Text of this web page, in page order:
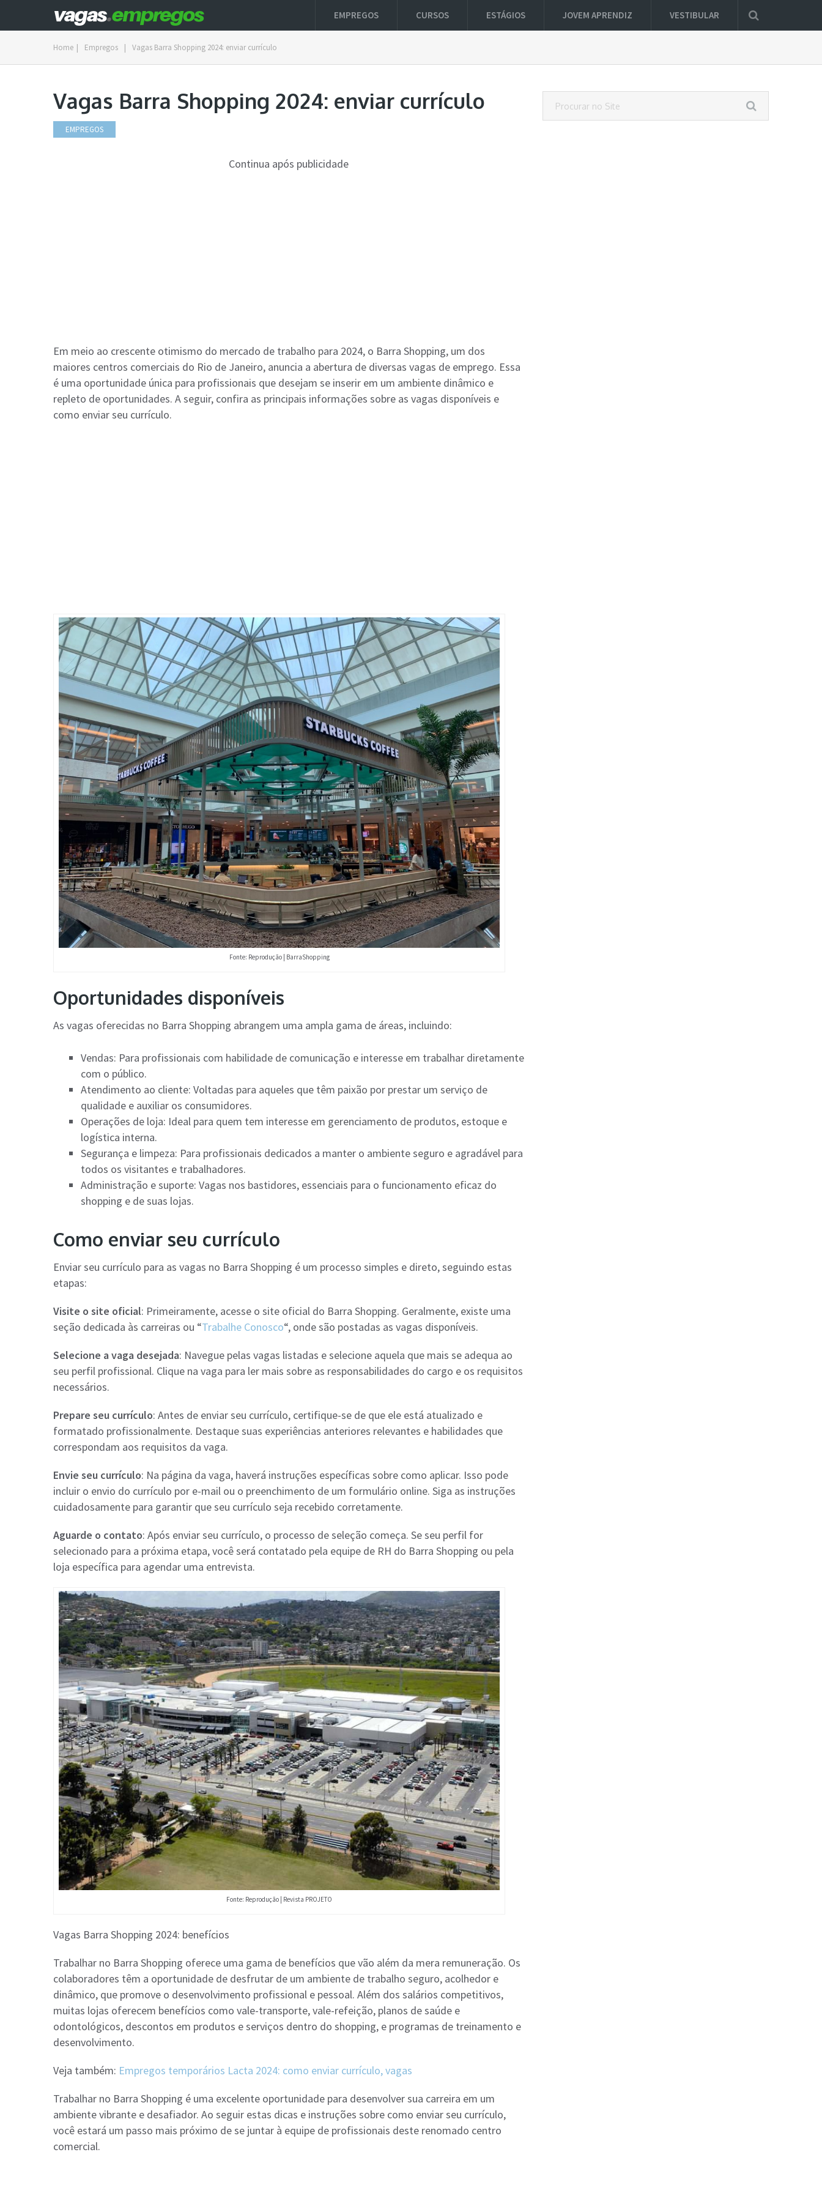
EMPREGOS CURSOS ESTÁGIOS JOVEM APRENDIZ VESTIBULAR
Home | Empregos | Vagas Barra Shopping 2024: enviar currículo
Vagas Barra Shopping 2024: enviar currículo
EMPREGOS
Continua após publicidade
Em meio ao crescente otimismo do mercado de trabalho para 2024, o Barra Shopping, um dos
maiores centros comerciais do Rio de Janeiro, anuncia a abertura de diversas vagas de emprego. Essa
é uma oportunidade única para profissionais que desejam se inserir em um ambiente dinâmico e
repleto de oportunidades. A seguir, confira as principais informações sobre as vagas disponíveis e
como enviar seu currículo.
Fonte: Reprodução | BarraShopping
Oportunidades disponíveis
As vagas oferecidas no Barra Shopping abrangem uma ampla gama de áreas, incluindo:
Vendas: Para profissionais com habilidade de comunicação e interesse em trabalhar diretamente
com o público.
Atendimento ao cliente: Voltadas para aqueles que têm paixão por prestar um serviço de
qualidade e auxiliar os consumidores.
Operações de loja: Ideal para quem tem interesse em gerenciamento de produtos, estoque e
logística interna.
Segurança e limpeza: Para profissionais dedicados a manter o ambiente seguro e agradável para
todos os visitantes e trabalhadores.
Administração e suporte: Vagas nos bastidores, essenciais para o funcionamento eficaz do
shopping e de suas lojas.
Como enviar seu currículo
Enviar seu currículo para as vagas no Barra Shopping é um processo simples e direto, seguindo estas
etapas:
Visite o site oficial: Primeiramente, acesse o site oficial do Barra Shopping. Geralmente, existe uma
seção dedicada às carreiras ou “Trabalhe Conosco“, onde são postadas as vagas disponíveis.
Selecione a vaga desejada: Navegue pelas vagas listadas e selecione aquela que mais se adequa ao
seu perfil profissional. Clique na vaga para ler mais sobre as responsabilidades do cargo e os requisitos
necessários.
Prepare seu currículo: Antes de enviar seu currículo, certifique-se de que ele está atualizado e
formatado profissionalmente. Destaque suas experiências anteriores relevantes e habilidades que
correspondam aos requisitos da vaga.
Envie seu currículo: Na página da vaga, haverá instruções específicas sobre como aplicar. Isso pode
incluir o envio do currículo por e-mail ou o preenchimento de um formulário online. Siga as instruções
cuidadosamente para garantir que seu currículo seja recebido corretamente.
Aguarde o contato: Após enviar seu currículo, o processo de seleção começa. Se seu perfil for
selecionado para a próxima etapa, você será contatado pela equipe de RH do Barra Shopping ou pela
loja específica para agendar uma entrevista.
Fonte: Reprodução | Revista PROJETO
Vagas Barra Shopping 2024: benefícios
Trabalhar no Barra Shopping oferece uma gama de benefícios que vão além da mera remuneração. Os
colaboradores têm a oportunidade de desfrutar de um ambiente de trabalho seguro, acolhedor e
dinâmico, que promove o desenvolvimento profissional e pessoal. Além dos salários competitivos,
muitas lojas oferecem benefícios como vale-transporte, vale-refeição, planos de saúde e
odontológicos, descontos em produtos e serviços dentro do shopping, e programas de treinamento e
desenvolvimento.
Veja também: Empregos temporários Lacta 2024: como enviar currículo, vagas
Trabalhar no Barra Shopping é uma excelente oportunidade para desenvolver sua carreira em um
ambiente vibrante e desafiador. Ao seguir estas dicas e instruções sobre como enviar seu currículo,
você estará um passo mais próximo de se juntar à equipe de profissionais deste renomado centro
comercial.